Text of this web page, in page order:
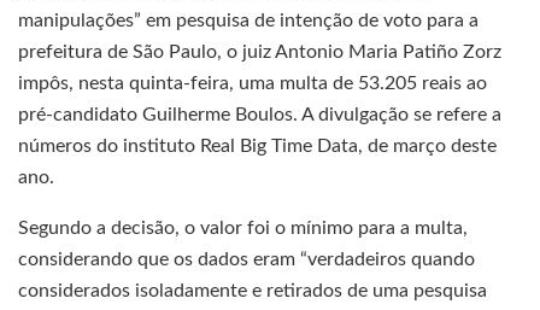
manipulações” em pesquisa de intenção de voto para a
prefeitura de São Paulo, o juiz Antonio Maria Patiño Zorz
impôs, nesta quinta-feira, uma multa de 53.205 reais ao
pré-candidato Guilherme Boulos. A divulgação se refere a
números do instituto Real Big Time Data, de março deste
ano.
Segundo a decisão, o valor foi o mínimo para a multa,
considerando que os dados eram “verdadeiros quando
considerados isoladamente e retirados de uma pesquisa